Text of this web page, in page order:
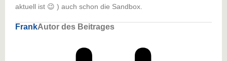
aktuell ist 😉 ) auch schon die Sandbox.
FrankAutor des Beitrages